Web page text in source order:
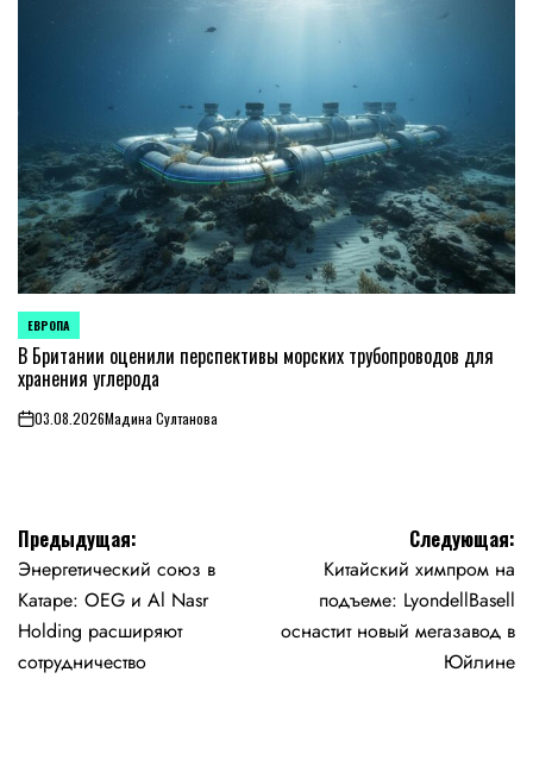
ОПУБЛИКОВАНО
В
ЕВРОПА
В Британии оценили перспективы морских трубопроводов для
хранения углерода
on03.08.2026Мадина Султанова
Навигация
по
записям
Предыдущая:
Энергетический союз в
Катаре: OEG и Al Nasr
Holding расширяют
сотрудничество
Следующая:
Китайский химпром на
подъеме: LyondellBasell
оснастит новый мегазавод в
Юйлине